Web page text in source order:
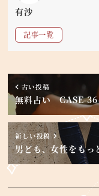
有沙
記事一覧
古い投稿
無料占い CASE-
新しい投稿
男ども、女性をもっ